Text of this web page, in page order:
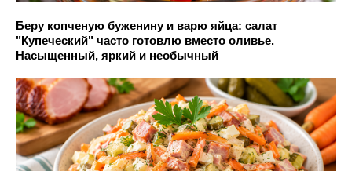
Беру копченую буженину и варю яйца: салат
"Купеческий" часто готовлю вместо оливье.
Насыщенный, яркий и необычный